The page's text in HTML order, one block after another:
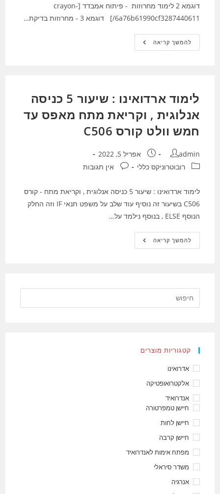
דוגמא 2 לימוד מחרוזות - פיתוח אמבדד [crayon-
6a76b61990cf3287440611/] דוגמא 3 - מחרוזות בדיקת…
להמשך קריאהלימוד
ארדואינו
C506
לימוד ארדואינו : שיעור 5 כניסה
אנלוגית , וקריאת מתח מאפס עד
חמש וולט קורס C506
מחבר:
admin פורסם:אפריל 5, 2022
קטגוריה:רובוטרוניקס כללי תגובות:אין תגובות
לימוד ארדואינו : שיעור 5 כניסה אנלוגית , וקריאת מתח - קורס
C506 בשיעור זה נוסיף עוד שלב על משפט תנאי IF וזה החלק
הנוסף ELSE , בנוסף נילמד על…
להמשך קריאהלימוד
ארדואינו
,
מאפס
קטגוריות מוצרים
אדרואינו
אלקטרואופטיקה
אנדרואיד
חיישן טמפרטורה
חיישן לחות
חיישן קרבה
מפתח אימות לאנדרואיד
משדר סיראלי
אנרגיה